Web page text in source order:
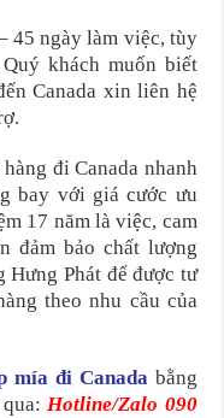
45 ngày làm việc, tùy
khách muốn biết
Canada xin liên hệ
đi Canada nhanh
bay với giá cước ưu
17 năm là việc, cam
đảm bảo chất lượng
Hưng Phát để được tư
theo nhu cầu của
mía đi Canadabằng
qua:Hotline/Zalo 090